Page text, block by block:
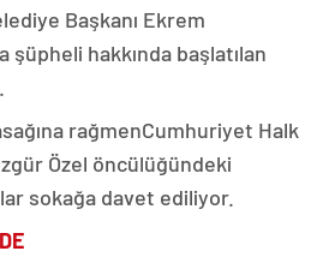
Başkanı Ekrem
şüpheli hakkında başlatılan
rağmenCumhuriyet Halk
Özel öncülüğündeki
sokağa davet ediliyor.